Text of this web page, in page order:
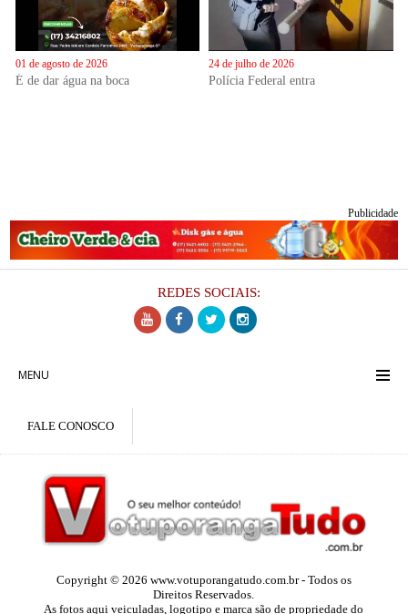
01 de agosto de 2026
É de dar água na boca
24 de julho de 2026
Polícia Federal entra
Publicidade
REDES SOCIAIS:
MENU
FALE CONOSCO
Copyright © 2026 www.votuporangatudo.com.br - Todos os
Direitos Reservados.
As fotos aqui veiculadas, logotipo e marca são de propriedade do